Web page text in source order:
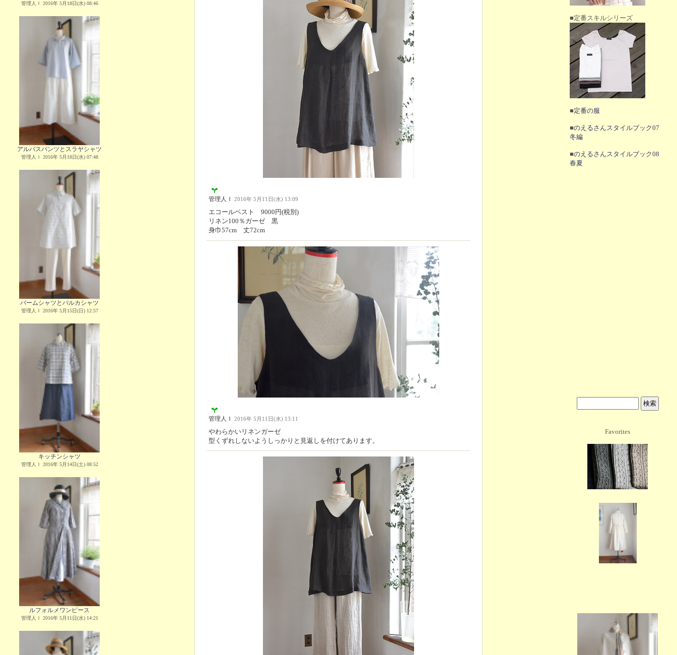
管理人Ｉ 2016年 5月18日(水) 08:46
アルバスパンツとスラヤシャツ
管理人Ｉ 2016年 5月18日(水) 07:48
バームシャツとバルカシャツ
管理人Ｉ 2016年 5月15日(日) 12:57
キッチンシャツ
管理人Ｉ 2016年 5月14日(土) 08:52
ルフォルメワンピース
管理人Ｉ 2016年 5月11日(水) 14:21
管理人Ｉ 2016年 5月11日(水) 13:09
エコールベスト 9000円(税別)
リネン100％ガーゼ 黒
身巾57cm 丈72cm
管理人Ｉ 2016年 5月11日(水) 13:11
やわらかいリネンガーゼ
型くずれしないようしっかりと見返しを付けてあります。
■定番スキルシリーズ
■定番の服
■のえるさんスタイルブック07
冬編
■のえるさんスタイルブック08
春夏
Favorites